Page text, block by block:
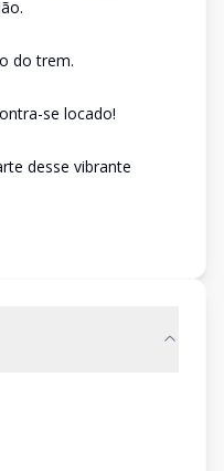
do trem.
se locado!
desse vibrante